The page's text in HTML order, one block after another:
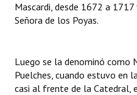
Comunicaciones
Resoluciones de Presidencia
Mascardi, desde 1672 a
Señora de los Poyas.
Luego se la denominó como
Puelches, cuando estuvo en
casi al frente de la Catedral,